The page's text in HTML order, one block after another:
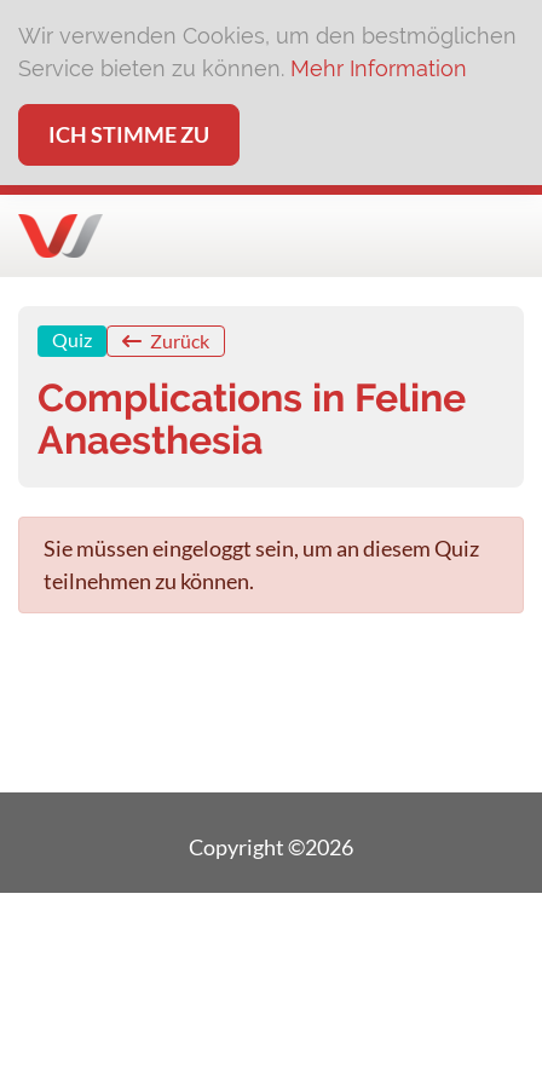
Wir verwenden Cookies, um den bestmöglichen
Service bieten zu können. Mehr Information
ICH STIMME ZU
Quiz Zurück
Complications in Feline
Anaesthesia
Sie müssen eingeloggt sein, um an diesem Quiz
teilnehmen zu können.
Copyright ©2026